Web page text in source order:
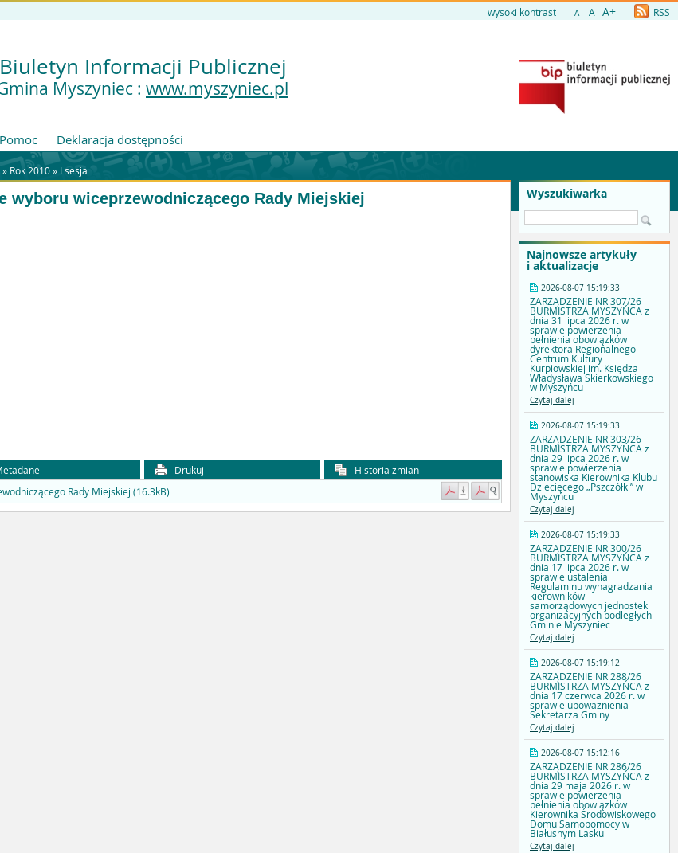
wysoki kontrast A- A A+ RSS
Biuletyn Informacji Publicznej
Myszyniec : www.myszyniec.pl
Pomoc Deklaracja dostępności
» Rok 2010» I sesja
Wyszukiwarka
Najnowsze artykuły
i aktualizacje
2026-08-07 15:19:33
ZARZĄDZENIE NR 307/26
BURMISTRZA MYSZYŃCA z
dnia 31 lipca 2026 r. w
sprawie powierzenia
pełnienia obowiązków
dyrektora Regionalnego
Centrum Kultury
Kurpiowskiej im. Księdza
Władysława Skierkowskiego
w Myszyńcu
Czytaj dalej
2026-08-07 15:19:33
ZARZĄDZENIE NR 303/26
BURMISTRZA MYSZYŃCA z
dnia 29 lipca 2026 r. w
sprawie powierzenia
stanowiska Kierownika Klubu
Dziecięcego „Pszczółki” w
Myszyńcu
Czytaj dalej
2026-08-07 15:19:33
ZARZĄDZENIE NR 300/26
BURMISTRZA MYSZYŃCA z
dnia 17 lipca 2026 r. w
sprawie ustalenia
Regulaminu wynagradzania
kierowników
samorządowych jednostek
organizacyjnych podległych
Gminie Myszyniec
Czytaj dalej
2026-08-07 15:19:12
ZARZĄDZENIE NR 288/26
BURMISTRZA MYSZYŃCA z
dnia 17 czerwca 2026 r. w
sprawie upoważnienia
Sekretarza Gminy
Czytaj dalej
2026-08-07 15:12:16
ZARZĄDZENIE NR 286/26
BURMISTRZA MYSZYŃCA z
dnia 29 maja 2026 r. w
sprawie powierzenia
pełnienia obowiązków
Kierownika Środowiskowego
Domu Samopomocy w
Białusnym Lasku
Czytaj dalej
wyboru wiceprzewodniczącego Rady Miejskiej
Drukuj
Historia zmian
Rady Miejskiej (16.3kB)